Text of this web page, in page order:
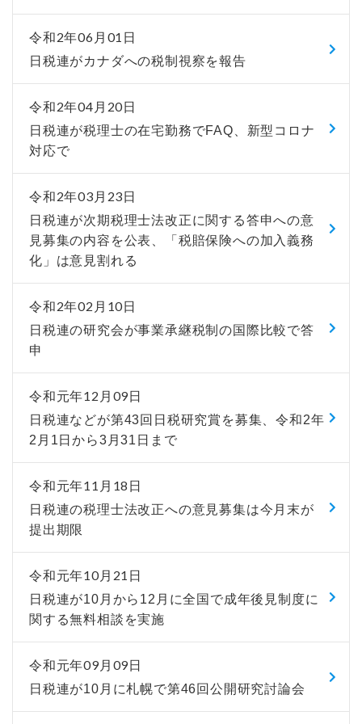
令和2年06月01日
日税連がカナダへの税制視察を報告
令和2年04月20日
日税連が税理士の在宅勤務でFAQ、新型コロナ
対応で
令和2年03月23日
日税連が次期税理士法改正に関する答申への意
見募集の内容を公表、「税賠保険への加入義務
化」は意見割れる
令和2年02月10日
日税連の研究会が事業承継税制の国際比較で答
申
令和元年12月09日
日税連などが第43回日税研究賞を募集、令和2年
2月1日から3月31日まで
令和元年11月18日
日税連の税理士法改正への意見募集は今月末が
提出期限
令和元年10月21日
日税連が10月から12月に全国で成年後見制度に
関する無料相談を実施
令和元年09月09日
日税連が10月に札幌で第46回公開研究討論会